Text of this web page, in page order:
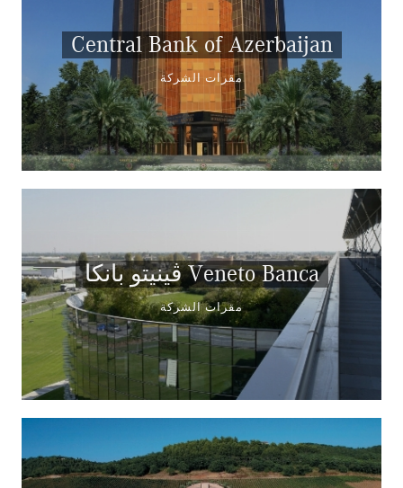
Central Bank of Azerbaijan
مقرات الشركة
ڤينيتو بانكا Veneto Banca
مقرات الشركة